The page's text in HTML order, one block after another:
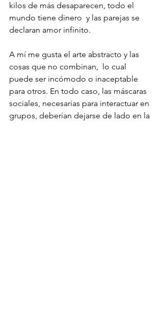
kilos de más desaparecen, todo el
mundo tiene dinero  y las parejas se
declaran amor infinito.
A mí me gusta el arte abstracto y las
cosas que no combinan,  lo cual
puede ser incómodo o inaceptable
para otros. En todo caso, las máscaras
sociales, necesarias para interactuar en
grupos, deberían dejarse de lado en la